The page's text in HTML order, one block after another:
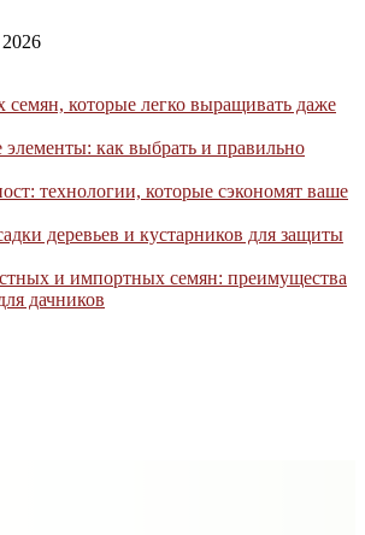
семян, которые легко выращивать даже
элементы: как выбрать и правильно
технологии, которые сэкономят ваше
деревьев и кустарников для защиты
и импортных семян: преимущества
дачников